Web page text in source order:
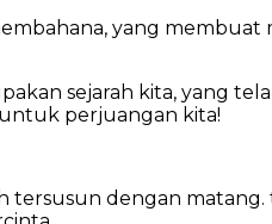
yang
sejarah kita, yang
perjuangan kita!
tersusun dengan